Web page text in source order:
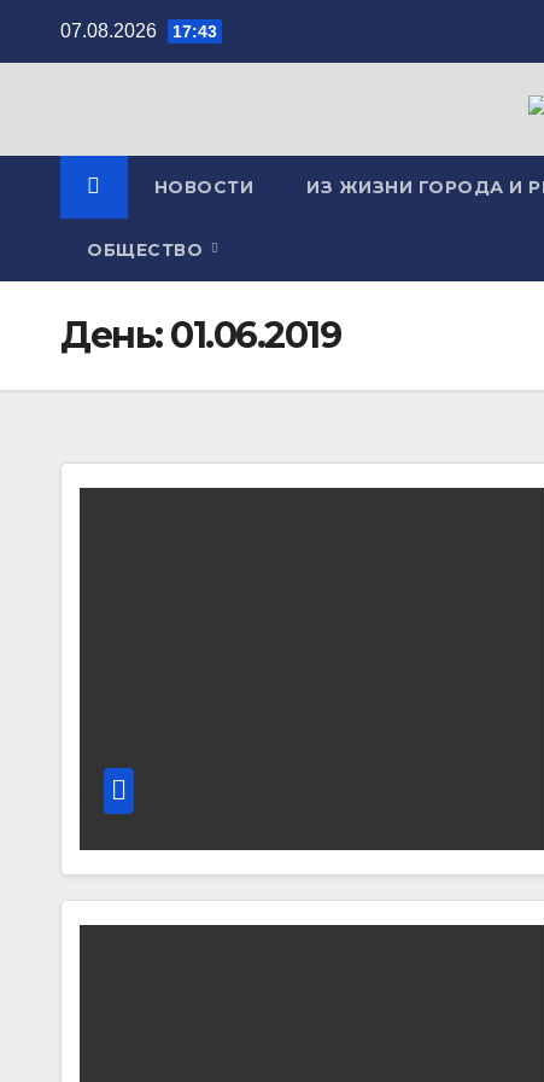
07.08.2026 17:43
НОВОСТИ ИЗ ЖИЗНИ ГОРОДА И
ОБЩЕСТВО
День:01.06.2019